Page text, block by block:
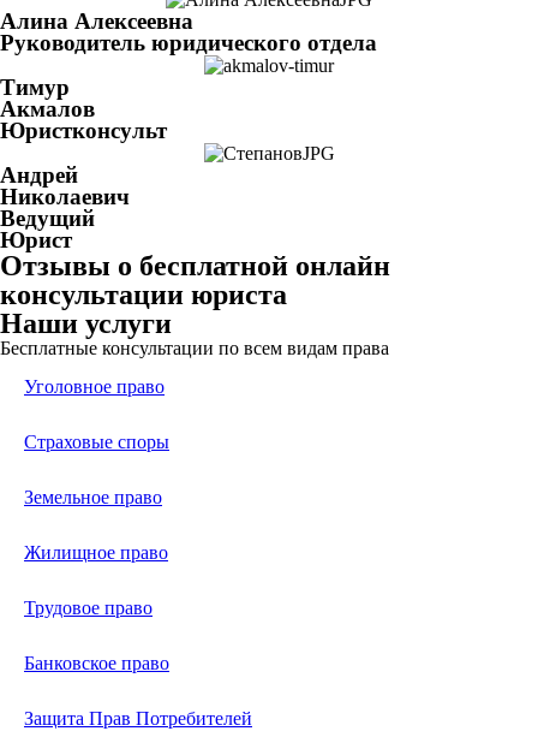
Алина Алексеевна
Руководитель юридического отдела
Тимур
Акмалов
Юристконсульт
Андрей
Николаевич
Ведущий
Юрист
Отзывы о бесплатной онлайн
консультации юриста
Наши услуги
Бесплатные консультации по всем видам права
Уголовное право
Страховые споры
Земельное право
Жилищное право
Трудовое право
Банковское право
Защита Прав Потребителей